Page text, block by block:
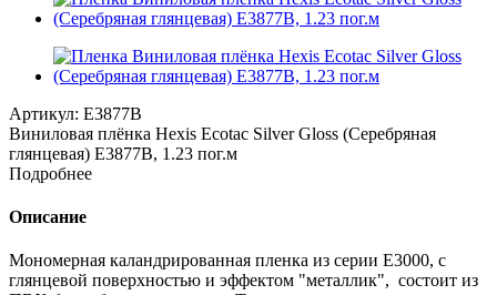
Артикул: E3877B
Виниловая плёнка Hexis Ecotac Silver Gloss (Серебряная
глянцевая) E3877B, 1.23 пог.м
Подробнее
Описание
Мономерная каландрированная пленка из серии Е3000, с
глянцевой поверхностью и эффектом "металлик", состоит из